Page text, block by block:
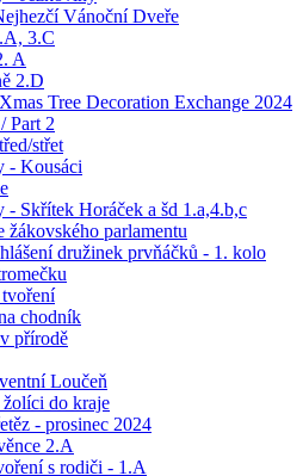
Vánoční Dveře
3.C
A
2.D
Tree Decoration Exchange 2024
Part 2
střet
- Kousáci
- Skřítek Horáček a šd 1.a,4.b,c
žákovského parlamentu
družinek prvňáčků - 1. kolo
chodník
přírodě
Loučeň
do kraje
- prosinec 2024
2.A
s rodiči - 1.A